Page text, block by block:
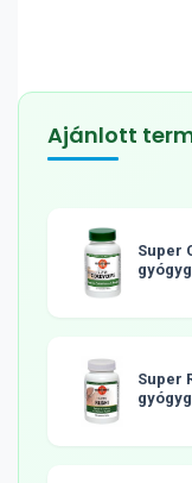
Ajánlott
Super
Super